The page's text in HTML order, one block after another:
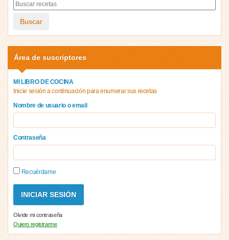
Buscar
Área de suscriptores
MI LIBRO DE COCINA
Inicie sesión a continuación para enumerar sus recetas
Nombre de usuario o email
Contraseña
Recuérdame
Olvide mi contraseña
Quiero registrarme